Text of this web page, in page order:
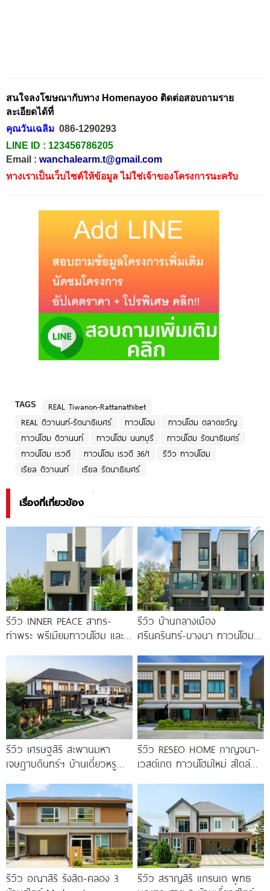
สนใจลงโฆษณากับทาง Homenayoo ติดต่อสอบถามราย
ละเอียดได้ที่
คุณวันเฉลิม 086-1290293
LINE ID : 123456786205
Email : wanchalearm.t@gmail.com
ทางเราเป็นเว็บไซต์ให้ข้อมูล ไม่ใช่เจ้าของโครงการนะครับ
TAGS
REAL Tiwanon-Rattanathibet
REAL ติวานนท์-รัตนาธิเบศร์
ทาวน์โฮม
ทาวน์โฮม ตลาดขวัญ
ทาวน์โฮม ติวานนท์
ทาวน์โฮม นนทบุรี
ทาวน์โฮม รัตนาธิเบศร์
ทาวน์โฮม เรวดี
ทาวน์โฮม เรวดี 36/1
รีวิว ทาวน์โฮม
เรียล ติวานนท์
เรียล รัตนาธิเบศร์
เรื่องที่เกี่ยวข้อง
รีวิว INNER PEACE สาทร-
ท่าพระ พรีเมียมทาวน์โฮม และ
รีวิว บ้านกลางเมือง
ศรีนครินทร์-บางนา ทาวน์โฮม 3
Penthouse
รีวิว เศรษฐสิริ สะพานมหา
เจษฎาบดินทร์ฯ บ้านเดี่ยวหรู
รถไฟฟ้า และทางด่วน เริ่ม 15.9
รีวิว RESEO HOME กาญจนา-
เวสต์เกต ทาวน์โฮมใหม่ สไตล์
รีวิว อณาสิริ รังสิต-คลอง 3
รีวิว สราญสิริ แกรนเด พุทธ